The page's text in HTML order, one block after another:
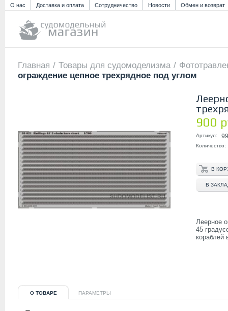
О нас Доставка и оплата Сотрудничество Новости Обмен и возврат
Главная / Товары для судомоделизма /
ограждение цепное трехрядное под углом
900
Артикул:
Количество:
В
Леерное
45
кораблей
О ТОВАРЕ ПАРАМЕТРЫ